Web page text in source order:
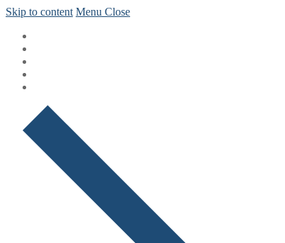
Skip to content Menu Close